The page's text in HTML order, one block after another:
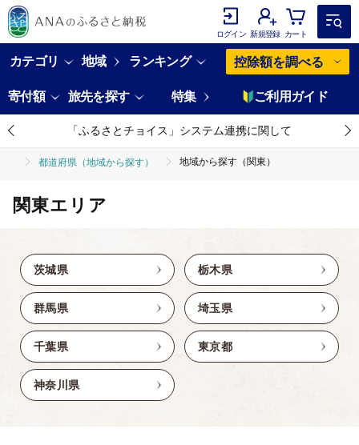
ログイン 新規登録 カート
カテゴリ 地域 ランキング 控除額を調べる
寄付額 旅先を探す 特集 ご利用ガイド
「ふるさとチョイス」システム連携に関して
都道府県（地域から探す） 地域から探す（関東）
関東エリア
茨城県 栃木県
群馬県 埼玉県
千葉県 東京都
神奈川県